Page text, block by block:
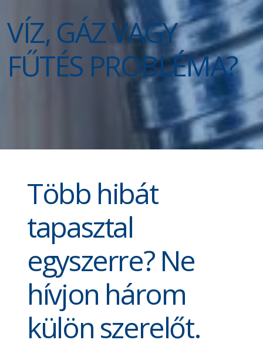
VÍZ, GÁZ VAGY
FŰTÉS PROBLÉMA?
Több hibát
tapasztal
egyszerre? Ne
hívjon három
külön szerelőt.